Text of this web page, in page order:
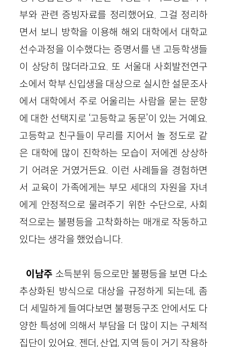
부와 관련 증빙자료를 정리했어요. 그걸 정리하
면서 보니 방학을 이용해 해외 대학에서 대학교
선수과정을 이수했다는 증명서를 낸 고등학생들
이 상당히 많더라고요. 또 서울대 사회발전연구
소에서 학부 신입생을 대상으로 실시한 설문조사
에서 대학에서 주로 어울리는 사람을 묻는 문항
에 대한 선택지로 ‘고등학교 동문’이 있는 거예요.
고등학교 친구들이 무리를 지어서 놀 정도로 같
은 대학에 많이 진학하는 모습이 저에겐 상상하
기 어려운 거였거든요. 이런 사례들을 경험하면
서 교육이 가족에게는 부모 세대의 자원을 자녀
에게 안정적으로 물려주기 위한 수단으로, 사회
적으로는 불평등을 고착화하는 매개로 작동하고
있다는 생각을 했었습니다.
이남주 소득분위 등으로만 불평등을 보면 다소
추상화된 방식으로 대상을 규정하게 되는데, 좀
더 세밀하게 들여다보면 불평등구조 안에서도 다
양한 특성에 의해서 부담을 더 많이 지는 구체적
집단이 있어요. 젠더, 산업, 지역 등이 거기 작용하